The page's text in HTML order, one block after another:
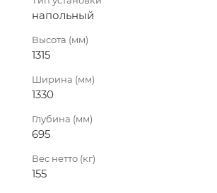
напольный
Высота (мм)
1315
Ширина (мм)
1330
Глубина (мм)
695
Вес нетто (кг)
155